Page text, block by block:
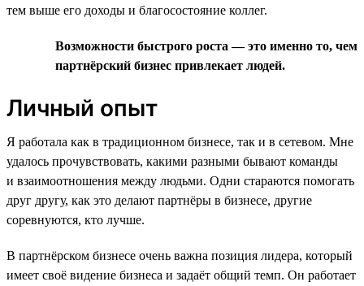
тем выше его доходы и благосостояние коллег.
Возможности быстрого роста — это именно то, чем
партнёрский бизнес привлекает людей.
Личный опыт
Я работала как в традиционном бизнесе, так и в сетевом. Мне
удалось прочувствовать, какими разными бывают команды
и взаимоотношения между людьми. Одни стараются помогать
друг другу, как это делают партнёры в бизнесе, другие
соревнуются, кто лучше.
В партнёрском бизнесе очень важна позиция лидера, который
имеет своё видение бизнеса и задаёт общий темп. Он работает